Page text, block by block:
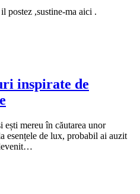
postez ,sustine-ma aici .
inspirate de
mereu în căutarea unor
esențele de lux, probabil ai auzit